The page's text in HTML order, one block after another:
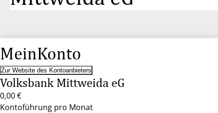
MeinKonto
Zur Website des Kontoanbieters
Volksbank Mittweida eG
0,00 €
Kontoführung pro Monat